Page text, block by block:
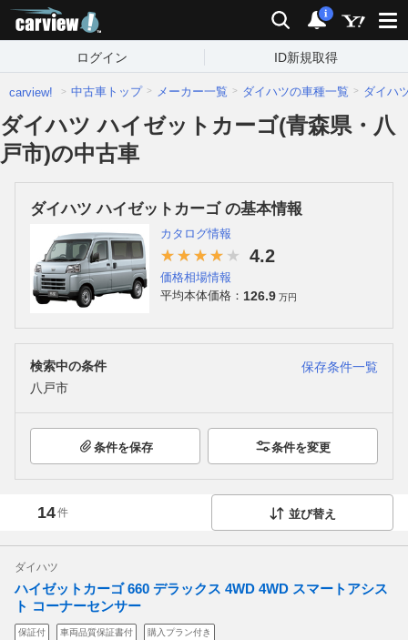
検索 通知
i
ログイン ID新規取得
carview! 中古車トップ メーカー一覧 ダイハツの車種一覧 ダイハ
ダイハツ ハイゼットカーゴ(青森県・八
戸市)の中古車
ダイハツ ハイゼットカーゴ の基本情報
カタログ情報
4.2
価格相場情報
平均本体価格： 126.9 万円
検索中の条件
保存条件一覧
八戸市
条件を保存 条件を変更
14件 並び替え
ダイハツ
ハイゼットカーゴ 660 デラックス 4WD 4WD スマートアシス
ト コーナーセンサー
保証付 車両品質保証書付 購入プラン付き